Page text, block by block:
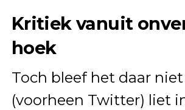
Kritiek vanuit
hoek
Toch bleef het daar niet
(voorheen Twitter) liet